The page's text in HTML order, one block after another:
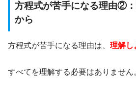
方程式が苦手になる理由②
から
方程式が苦手になる理由は、 理解し
すべてを理解する必要はありません